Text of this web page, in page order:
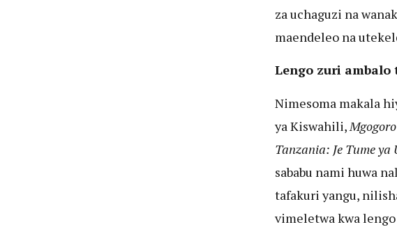
za uchaguzi na
maendeleo na
Lengo zuri
Nimesoma makala
ya Kiswahili,
Tanzania: Je Tume
sababu nami huwa
tafakuri yangu,
vimeletwa kwa